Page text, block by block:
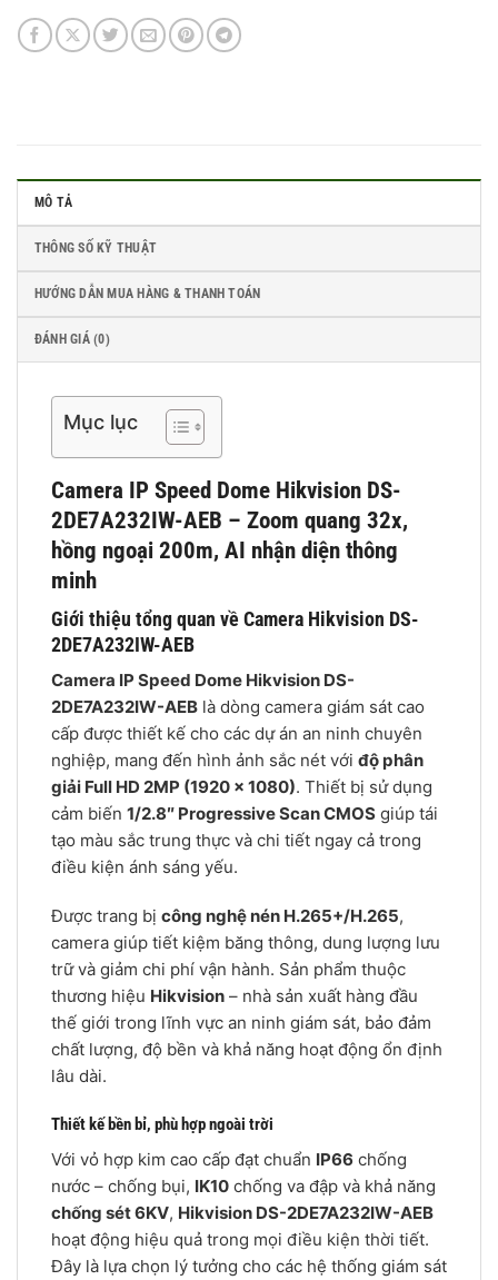
MÔ TẢ
THÔNG SỐ KỸ THUẬT
HƯỚNG DẪN MUA HÀNG & THANH TOÁN
ĐÁNH GIÁ (0)
Mục lục
Camera IP Speed Dome Hikvision DS-
2DE7A232IW-AEB – Zoom quang 32x,
hồng ngoại 200m, AI nhận diện thông
minh
Giới thiệu tổng quan về Camera Hikvision DS-
2DE7A232IW-AEB
Camera IP Speed Dome Hikvision DS-
2DE7A232IW-AEB là dòng camera giám sát cao
cấp được thiết kế cho các dự án an ninh chuyên
nghiệp, mang đến hình ảnh sắc nét với độ phân
giải Full HD 2MP (1920 × 1080). Thiết bị sử dụng
cảm biến 1/2.8″ Progressive Scan CMOS giúp tái
tạo màu sắc trung thực và chi tiết ngay cả trong
điều kiện ánh sáng yếu.
Được trang bị công nghệ nén H.265+/H.265,
camera giúp tiết kiệm băng thông, dung lượng lưu
trữ và giảm chi phí vận hành. Sản phẩm thuộc
thương hiệu Hikvision – nhà sản xuất hàng đầu
thế giới trong lĩnh vực an ninh giám sát, bảo đảm
chất lượng, độ bền và khả năng hoạt động ổn định
lâu dài.
Thiết kế bền bỉ, phù hợp ngoài trời
Với vỏ hợp kim cao cấp đạt chuẩn IP66 chống
nước – chống bụi, IK10 chống va đập và khả năng
chống sét 6KV, Hikvision DS-2DE7A232IW-AEB
hoạt động hiệu quả trong mọi điều kiện thời tiết.
Đây là lựa chọn lý tưởng cho các hệ thống giám sát